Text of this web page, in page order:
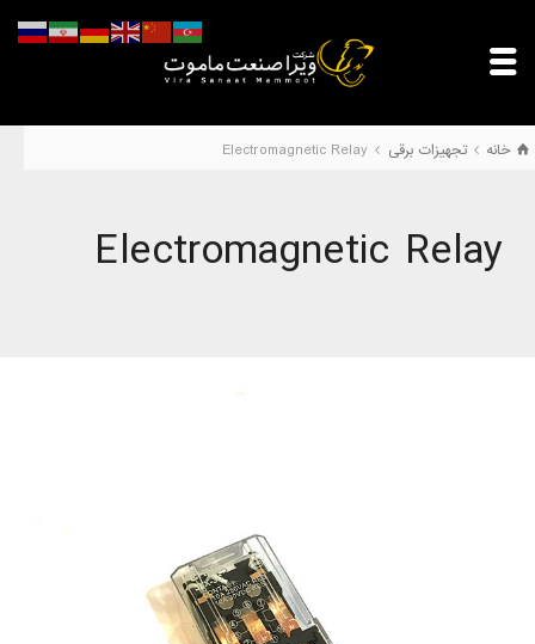
خانه تجهیزات برقی Electromagnetic Relay
Electromagnetic Relay